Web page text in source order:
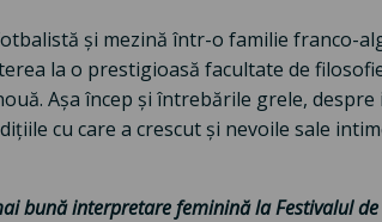
și mezină într-o familie franco-
la o prestigioasă facultate de
Așa încep și întrebările grele,
cu care a crescut și nevoile sale
bună interpretare feminină la Festivalul de